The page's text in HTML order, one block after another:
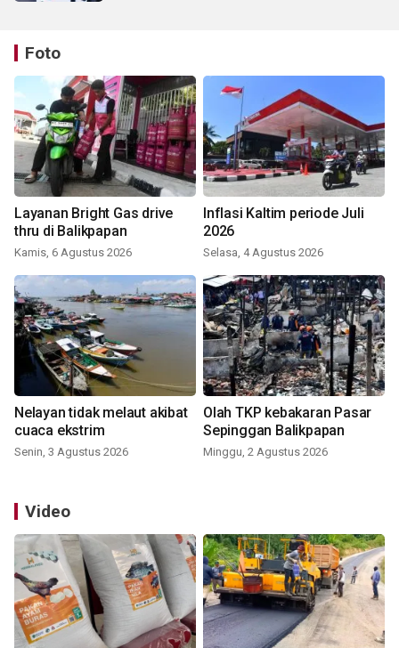
Foto
Layanan Bright Gas drive
thru di Balikpapan
Kamis, 6 Agustus 2026
Inflasi Kaltim periode Juli
2026
Selasa, 4 Agustus 2026
Nelayan tidak melaut akibat
cuaca ekstrim
Senin, 3 Agustus 2026
Olah TKP kebakaran Pasar
Sepinggan Balikpapan
Minggu, 2 Agustus 2026
Video